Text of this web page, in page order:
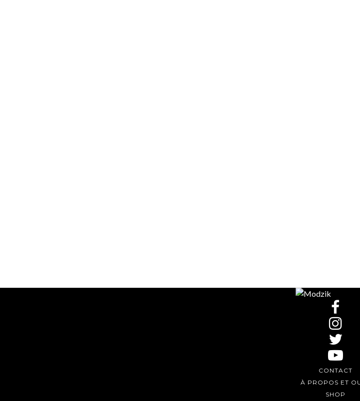
CONTACT
À PROPOS ET
SHOP